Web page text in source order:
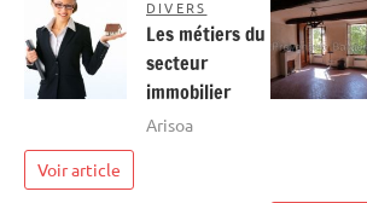
DIVERS
Les métiers du
secteur
immobilier
Arisoa
Voir article